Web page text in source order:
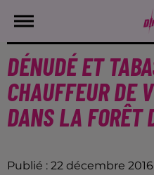
DÉNUDÉ ET
CHAUFFEUR DE
DANS LA FORÊT
Publié : 22 décembre